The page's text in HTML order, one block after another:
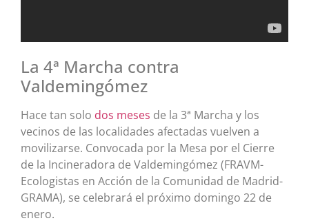
La 4ª Marcha contra
Valdemingómez
Hace tan solo dos meses de la 3ª Marcha y los
vecinos de las localidades afectadas vuelven a
movilizarse. Convocada por la Mesa por el Cierre
de la Incineradora de Valdemingómez (FRAVM-
Ecologistas en Acción de la Comunidad de Madrid-
GRAMA), se celebrará el próximo domingo 22 de
enero.